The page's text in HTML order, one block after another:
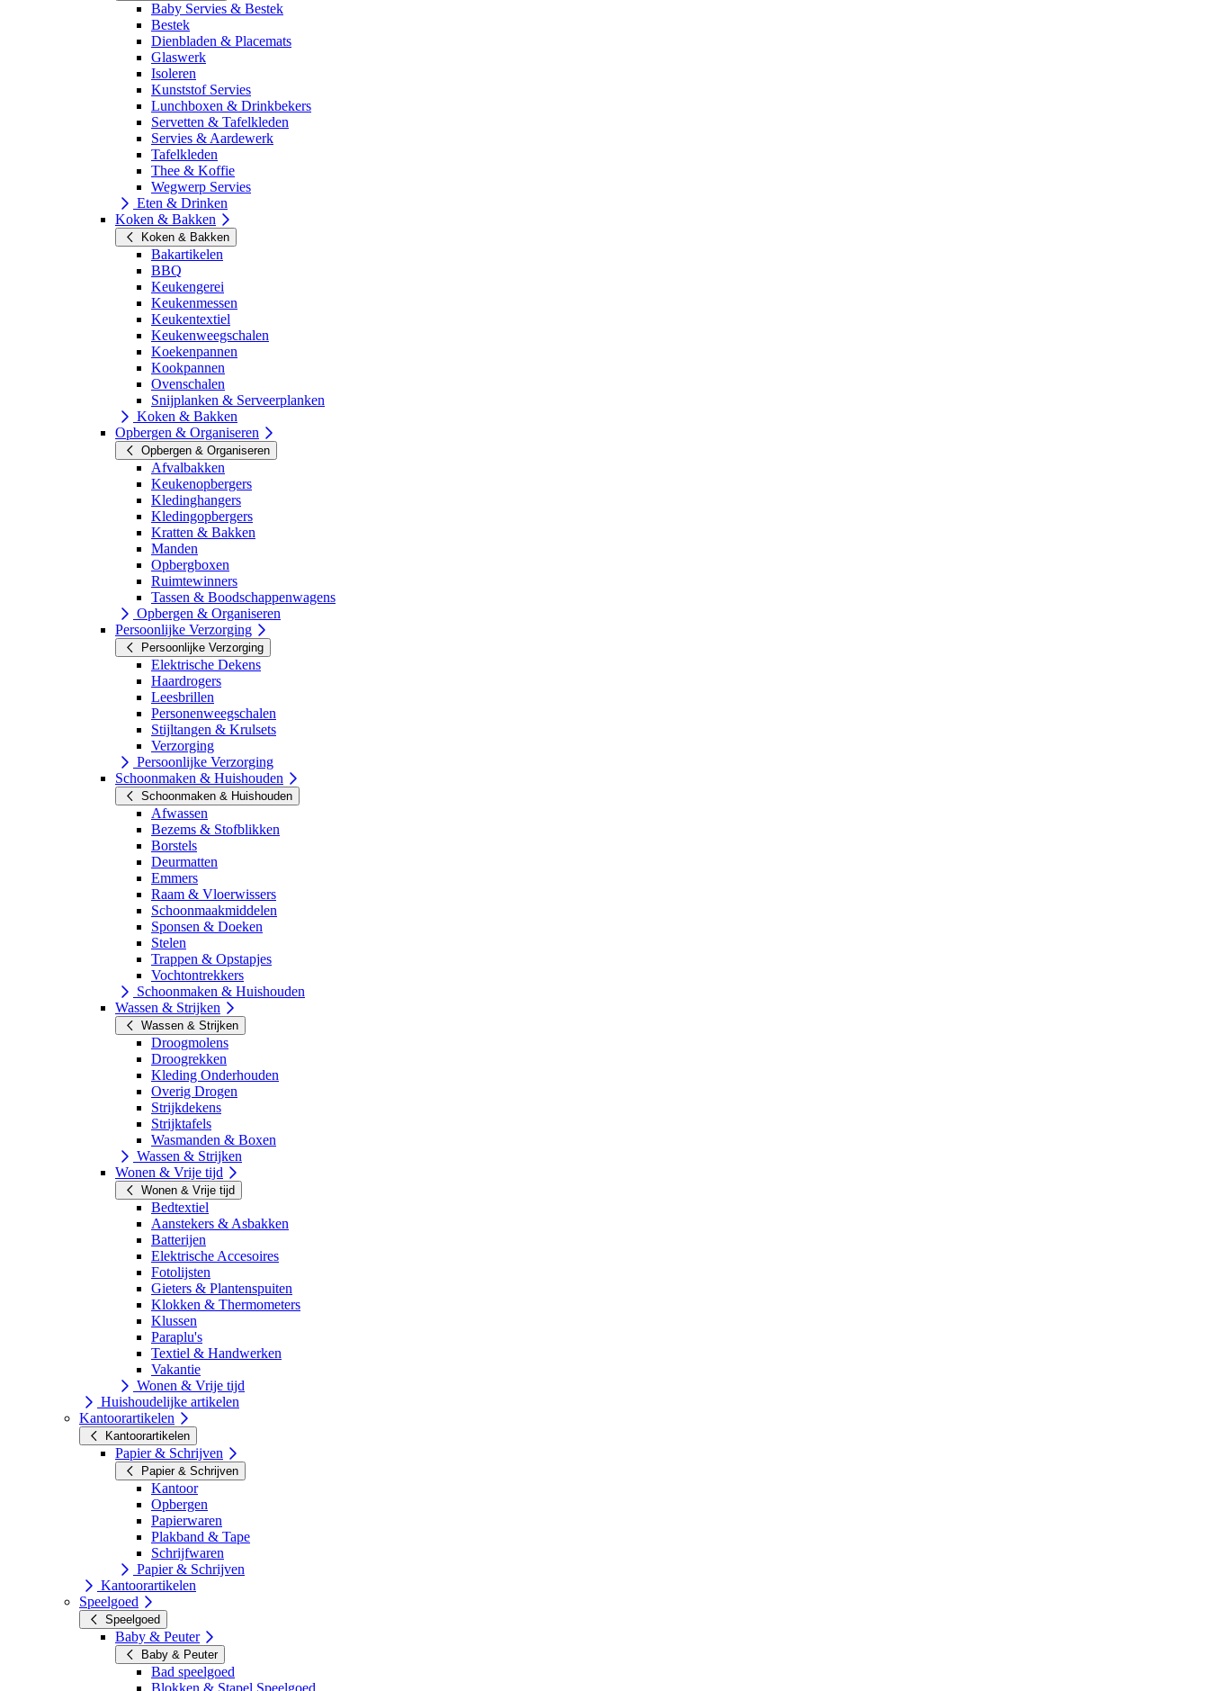
Baby Servies & Bestek
Bestek
Dienbladen & Placemats
Glaswerk
Isoleren
Kunststof Servies
Lunchboxen & Drinkbekers
Servetten & Tafelkleden
Servies & Aardewerk
Tafelkleden
Thee & Koffie
Wegwerp Servies
Eten & Drinken
Koken & Bakken
Koken & Bakken
Bakartikelen
BBQ
Keukengerei
Keukenmessen
Keukentextiel
Keukenweegschalen
Koekenpannen
Kookpannen
Ovenschalen
Snijplanken & Serveerplanken
Koken & Bakken
Opbergen & Organiseren
Opbergen & Organiseren
Afvalbakken
Keukenopbergers
Kledinghangers
Kledingopbergers
Kratten & Bakken
Manden
Opbergboxen
Ruimtewinners
Tassen & Boodschappenwagens
Opbergen & Organiseren
Persoonlijke Verzorging
Persoonlijke Verzorging
Elektrische Dekens
Haardrogers
Leesbrillen
Personenweegschalen
Stijltangen & Krulsets
Verzorging
Persoonlijke Verzorging
Schoonmaken & Huishouden
Schoonmaken & Huishouden
Afwassen
Bezems & Stofblikken
Borstels
Deurmatten
Emmers
Raam & Vloerwissers
Schoonmaakmiddelen
Sponsen & Doeken
Stelen
Trappen & Opstapjes
Vochtontrekkers
Schoonmaken & Huishouden
Wassen & Strijken
Wassen & Strijken
Droogmolens
Droogrekken
Kleding Onderhouden
Overig Drogen
Strijkdekens
Strijktafels
Wasmanden & Boxen
Wassen & Strijken
Wonen & Vrije tijd
Wonen & Vrije tijd
Bedtextiel
Aanstekers & Asbakken
Batterijen
Elektrische Accesoires
Fotolijsten
Gieters & Plantenspuiten
Klokken & Thermometers
Klussen
Paraplu's
Textiel & Handwerken
Vakantie
Wonen & Vrije tijd
Huishoudelijke artikelen
Kantoorartikelen
Kantoorartikelen
Papier & Schrijven
Papier & Schrijven
Kantoor
Opbergen
Papierwaren
Plakband & Tape
Schrijfwaren
Papier & Schrijven
Kantoorartikelen
Speelgoed
Speelgoed
Baby & Peuter
Baby & Peuter
Bad speelgoed
Blokken & Stapel Speelgoed